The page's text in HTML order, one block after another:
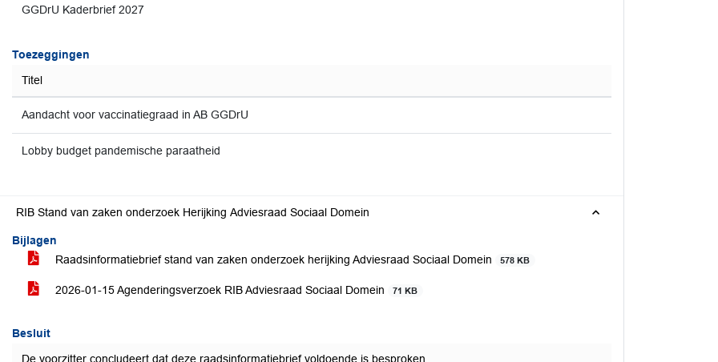
GGDrU Kaderbrief 2027
Toezeggingen
Titel
Aandacht voor vaccinatiegraad in AB GGDrU
Lobby budget pandemische paraatheid
RIB Stand van zaken onderzoek Herijking Adviesraad Sociaal Domein
Bijlagen
Raadsinformatiebrief stand van zaken onderzoek herijking Adviesraad Sociaal Domein
578 KB
2026-01-15 Agenderingsverzoek RIB Adviesraad Sociaal Domein 71 KB
Besluit
De voorzitter concludeert dat deze raadsinformatiebrief voldoende is besproken.